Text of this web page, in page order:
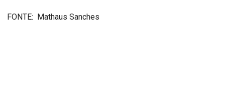
FONTE: Mathaus Sanches